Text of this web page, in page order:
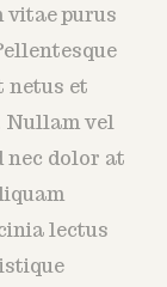
vitae purus
netus et
Nullam vel
nec dolor at
lectus